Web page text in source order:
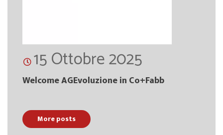
15 Ottobre 2025
Welcome AGEvoluzione in Co+Fabb
More posts